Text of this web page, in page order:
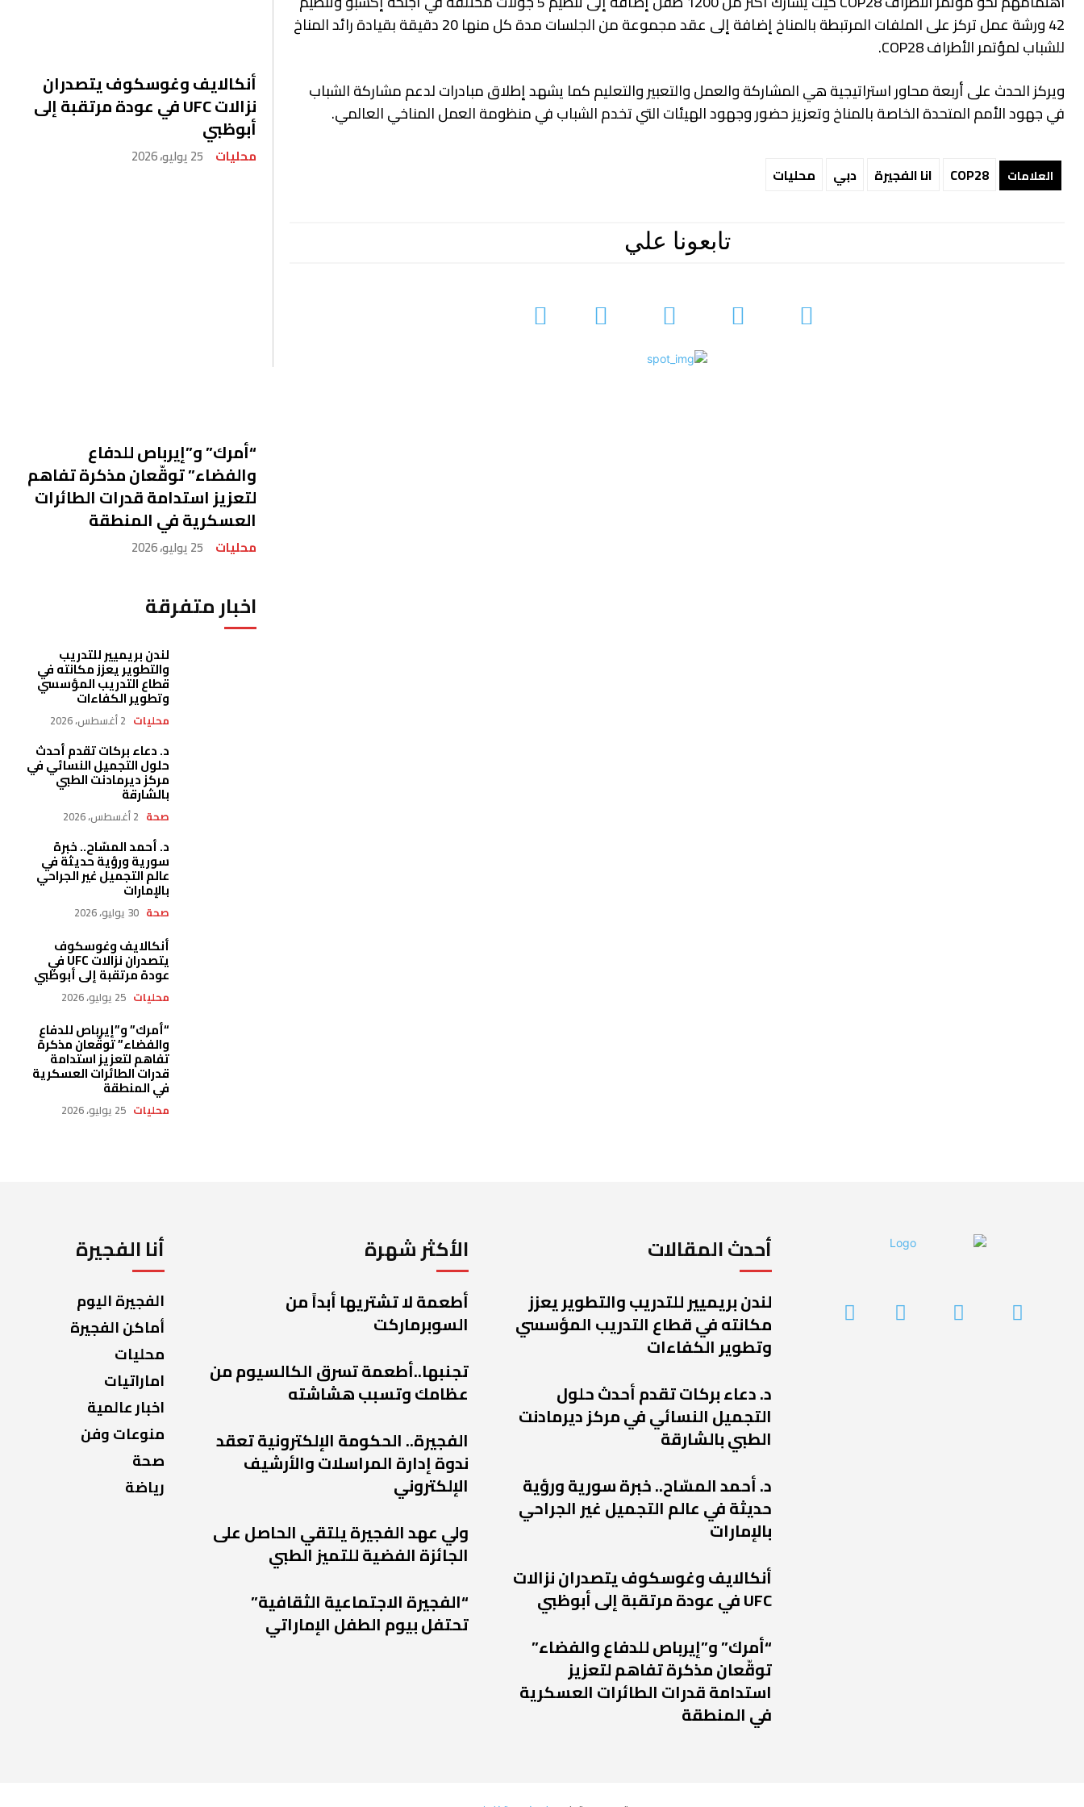
أنكالايف وغوسكوف يتصدران
نزالات UFC في عودة مرتقبة إلى
أبوظبي
محليات 25 يوليو، 2026
“أمرك” و”إيرباص للدفاع
والفضاء” توقّعان مذكرة تفاهم
لتعزيز استدامة قدرات الطائرات
العسكرية في المنطقة
محليات 25 يوليو، 2026
اخبار متفرقة
لندن بريميير للتدريب
والتطوير يعزز مكانته في
قطاع التدريب المؤسسي
وتطوير الكفاءات
محليات 2 أغسطس، 2026
د. دعاء بركات تقدم أحدث
حلول التجميل النسائي في
مركز ديرمادنت الطبي
بالشارقة
صحة 2 أغسطس، 2026
د. أحمد المسّاح.. خبرة
سورية ورؤية حديثة في
عالم التجميل غير الجراحي
بالإمارات
صحة 30 يوليو، 2026
أنكالايف وغوسكوف
يتصدران نزالات UFC في
عودة مرتقبة إلى أبوظبي
محليات 25 يوليو، 2026
“أمرك” و”إيرباص للدفاع
والفضاء” توقّعان مذكرة
تفاهم لتعزيز استدامة
قدرات الطائرات العسكرية
في المنطقة
محليات 25 يوليو، 2026
42 ورشة عمل تركز على الملفات المرتبطة بالمناخ إضافة إلى عقد مجموعة من الجلسات مدة كل منها 20 دقيقة بقيادة رائد المناخ
للشباب لمؤتمر الأطراف COP28.
ويركز الحدث على أربعة محاور استراتيجية هي المشاركة والعمل والتعبير والتعليم كما يشهد إطلاق مبادرات لدعم مشاركة الشباب
في جهود الأمم المتحدة الخاصة بالمناخ وتعزيز حضور وجهود الهيئات التي تخدم الشباب في منظومة العمل المناخي العالمي.
العلامات COP28 انا الفجيرة دبي محليات
تابعونا علي
أنا الفجيرة
الفجيرة اليوم
أماكن الفجيرة
محليات
اماراتيات
اخبار عالمية
منوعات وفن
صحة
رياضة
الأكثر شهرة
أطعمة لا تشتريها أبداً من
السوبرماركت
تجنبها..أطعمة تسرق الكالسيوم من
عظامك وتسبب هشاشته
الفجيرة.. الحكومة الإلكترونية تعقد
ندوة إدارة المراسلات والأرشيف
الإلكتروني
ولي عهد الفجيرة يلتقي الحاصل على
الجائزة الفضية للتميز الطبي
“الفجيرة الاجتماعية الثقافية”
تحتفل بيوم الطفل الإماراتي
أحدث المقالات
لندن بريميير للتدريب والتطوير يعزز
مكانته في قطاع التدريب المؤسسي
وتطوير الكفاءات
د. دعاء بركات تقدم أحدث حلول
التجميل النسائي في مركز ديرمادنت
الطبي بالشارقة
د. أحمد المسّاح.. خبرة سورية ورؤية
حديثة في عالم التجميل غير الجراحي
بالإمارات
أنكالايف وغوسكوف يتصدران نزالات
UFC في عودة مرتقبة إلى أبوظبي
“أمرك” و”إيرباص للدفاع والفضاء”
توقّعان مذكرة تفاهم لتعزيز
استدامة قدرات الطائرات العسكرية
في المنطقة